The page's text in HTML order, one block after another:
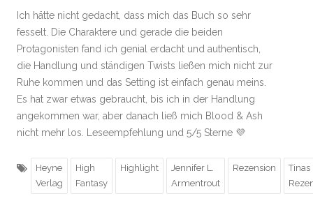
Ich hätte nicht gedacht, dass mich das Buch so sehr
fesselt. Die Charaktere und gerade die beiden
Protagonisten fand ich genial erdacht und authentisch,
die Handlung und ständigen Twists ließen mich nicht zur
Ruhe kommen und das Setting ist einfach genau meins.
Es hat zwar etwas gebraucht, bis ich in der Handlung
angekommen war, aber danach ließ mich Blood & Ash
nicht mehr los. Leseempfehlung und 5/5 Sterne 💜
Heyne
Verlag
High
Fantasy
Highlight
Jennifer L.
Armentrout
Rezension
Tinas